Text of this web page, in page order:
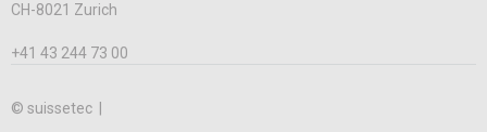
CH-8021 Zurich
+41 43 244 73 00
© suissetec |